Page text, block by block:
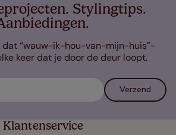
Stylingtips.
dat “wauw-ik-hou-van-mijn-huis”-
keer dat je door de deur loopt.
Verzend
Klantenservice